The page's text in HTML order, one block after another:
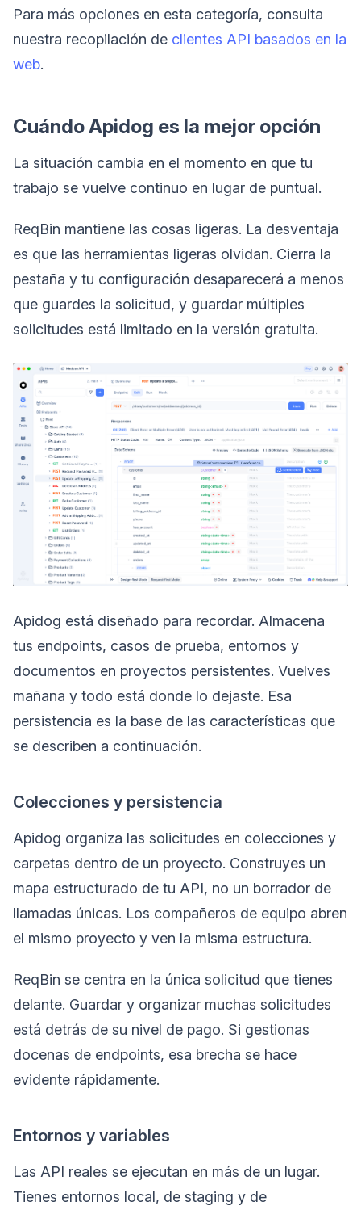
Para más opciones en esta categoría, consulta
nuestra recopilación de clientes API basados en la
web.
Cuándo Apidog es la mejor opción
La situación cambia en el momento en que tu
trabajo se vuelve continuo en lugar de puntual.
ReqBin mantiene las cosas ligeras. La desventaja
es que las herramientas ligeras olvidan. Cierra la
pestaña y tu configuración desaparecerá a menos
que guardes la solicitud, y guardar múltiples
solicitudes está limitado en la versión gratuita.
Apidog está diseñado para recordar. Almacena
tus endpoints, casos de prueba, entornos y
documentos en proyectos persistentes. Vuelves
mañana y todo está donde lo dejaste. Esa
persistencia es la base de las características que
se describen a continuación.
Colecciones y persistencia
Apidog organiza las solicitudes en colecciones y
carpetas dentro de un proyecto. Construyes un
mapa estructurado de tu API, no un borrador de
llamadas únicas. Los compañeros de equipo abren
el mismo proyecto y ven la misma estructura.
ReqBin se centra en la única solicitud que tienes
delante. Guardar y organizar muchas solicitudes
está detrás de su nivel de pago. Si gestionas
docenas de endpoints, esa brecha se hace
evidente rápidamente.
Entornos y variables
Las API reales se ejecutan en más de un lugar.
Tienes entornos local, de staging y de